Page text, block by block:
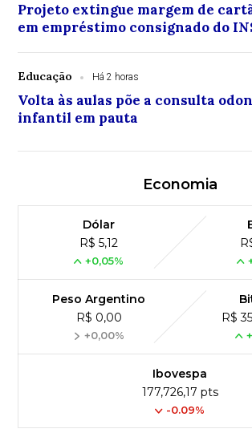
Projeto extingue margem de
em empréstimo consignado do
Educação Há 2 horas
Volta às aulas põe a consulta
infantil em pauta
Economia
Dólar
R$ 5,12
+0,05%
Peso Argentino
R$ 0,00
+0,00%
R$
Ibovespa
177,726,17 pts
-0.09%